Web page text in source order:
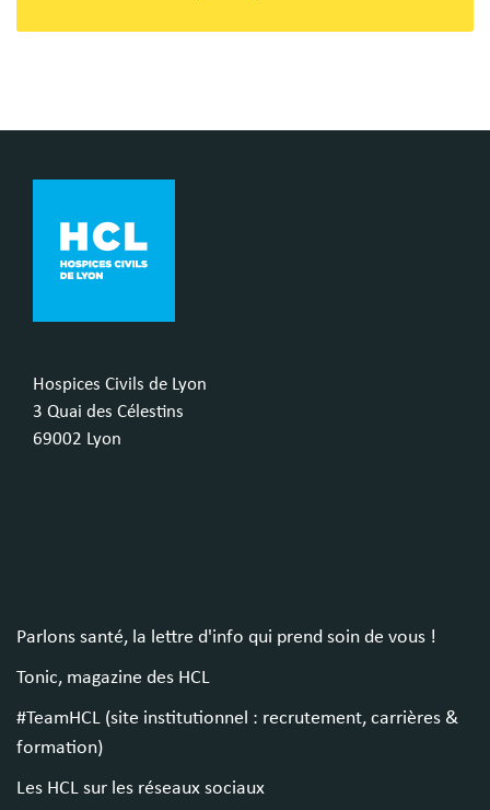
Hospices Civils de Lyon
3 Quai des Célestins
69002 Lyon
Parlons santé, la lettre d'info qui prend soin de vous !
Tonic, magazine des HCL
#TeamHCL (site institutionnel : recrutement, carrières &
formation)
Les HCL sur les réseaux sociaux